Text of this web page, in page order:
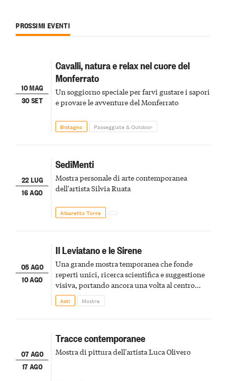
PROSSIMI EVENTI
10 MAG
30 SET
Cavalli, natura e relax nel cuore del
Monferrato
Un soggiorno speciale per farvi gustare i sapori
e provare le avventure del Monferrato
Bistagno Passeggiate & Outdoor
22 LUG
16 AGO
SediMenti
Mostra personale di arte contemporanea
dell'artista Silvia Ruata
Albaretto Torre
05 AGO
10 AGO
Il Leviatano e le Sirene
Una grande mostra temporanea che fonde
reperti unici, ricerca scientifica e suggestione
visiva, portando ancora una volta al centro
della scena le meraviglie del passato astigiano
Asti Mostre
07 AGO
17 AGO
Tracce contemporanee
Mostra di pittura dell'artista Luca Olivero